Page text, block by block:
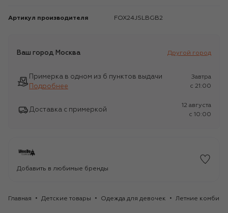
Артикул производителя FOX24JSLBGB2
Ваш город Москва Другой город
Примерка в одном из 6 пунктов выдачи
Подробнее
Завтра
c 21:00
Доставка с примеркой
12 августа
c 10:00
Добавить в любимые бренды
Главная Детские товары Одежда для девочек Летние